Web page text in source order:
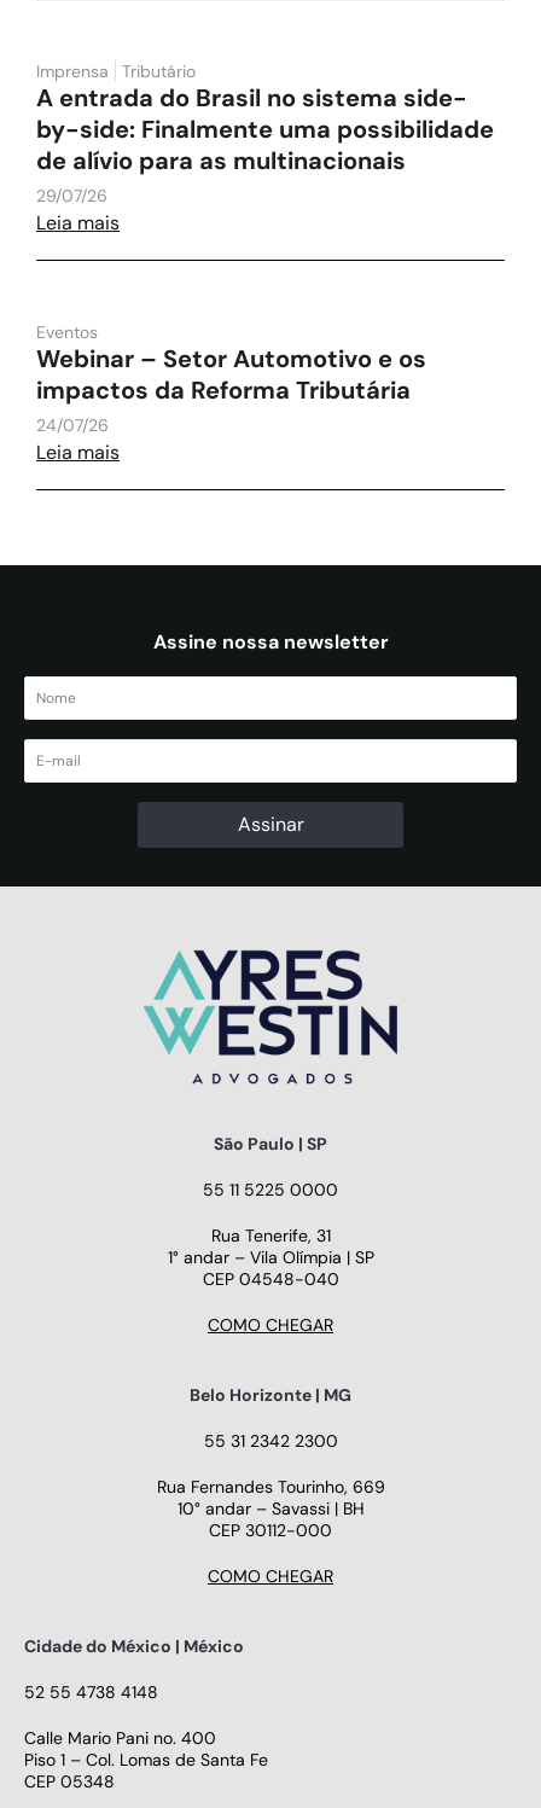
Imprensa Tributário
A entrada do Brasil no sistema side-
by-side: Finalmente uma possibilidade
de alívio para as multinacionais
29/07/26
Leia mais
Eventos
Webinar – Setor Automotivo e os
impactos da Reforma Tributária
24/07/26
Leia mais
Assine nossa newsletter
São Paulo | SP
55 11 5225 0000
Rua Tenerife, 31
1° andar – Vila Olímpia | SP
CEP 04548-040
COMO CHEGAR
Belo Horizonte | MG
55 31 2342 2300
Rua Fernandes Tourinho, 669
10° andar – Savassi | BH
CEP 30112-000
COMO CHEGAR
Cidade do México | México
52 55 4738 4148
Calle Mario Pani no. 400
Piso 1 – Col. Lomas de Santa Fe
CEP 05348